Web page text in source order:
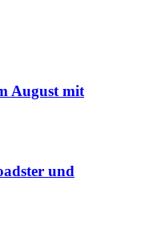
August mit
und